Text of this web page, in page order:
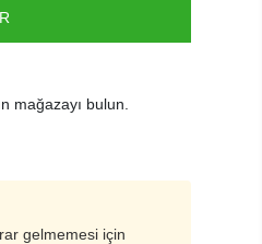
mağazayı bulun.
gelmemesi için